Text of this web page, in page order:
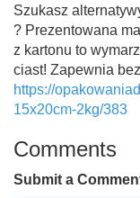
Szukasz
? Prezentowana
z kartonu to
ciast! Zapewnia
https://
15x20cm-2kg/383
Comments
Submit a